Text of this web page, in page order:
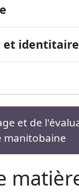
et identitaire
et de
manitobaine